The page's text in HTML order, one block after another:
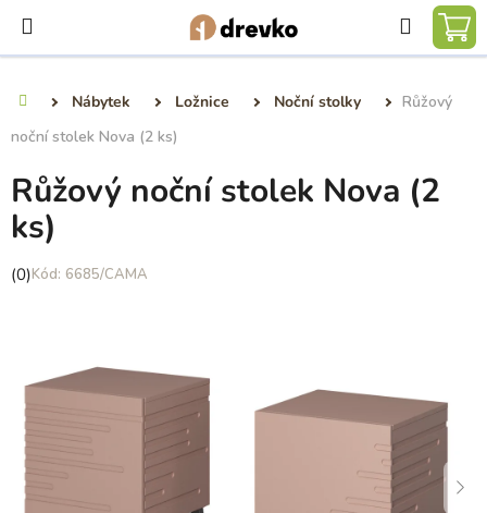
obsah
Hledat
Nábytek Ložnice Noční stolky
Růžový
noční stolek Nova (2 ks)
Růžový noční stolek Nova (2
ks)
Průměrné
hvězdiček.
(0) 6685/CAMA